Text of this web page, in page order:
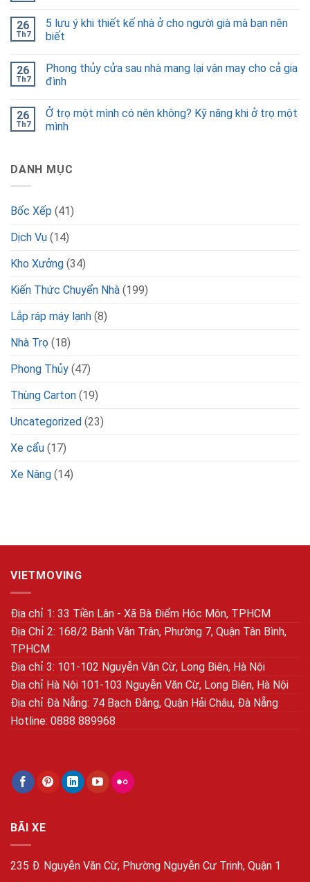
26
Th7
5 lưu ý khi thiết kế nhà ở cho người già mà bạn nên
biết
26
Th7
Phong thủy cửa sau nhà mang lại vận may cho cả gia
đình
26
Th7
Ở trọ một mình có nên không? Kỹ năng khi ở trọ một
mình
DANH MỤC
Bốc Xếp (41)
Dịch Vụ (14)
Kho Xưởng (34)
Kiến Thức Chuyển Nhà (199)
Lắp ráp máy lạnh (8)
Nhà Trọ (18)
Phong Thủy (47)
Thùng Carton (19)
Uncategorized (23)
Xe cẩu (17)
Xe Nâng (14)
VIETMOVING
Địa chỉ 1: 33 Tiền Lân - Xã Bà Điểm Hóc Môn, TPHCM
Địa Chỉ 2: 168/2 Bành Văn Trân, Phường 7, Quận Tân Bình,
TPHCM
Địa chỉ 3: 101-102 Nguyễn Văn Cừ, Long Biên, Hà Nội
Địa chỉ Hà Nội 101-103 Nguyễn Văn Cừ, Long Biên, Hà Nội
Địa chỉ Đà Nẵng: 74 Bạch Đằng, Quận Hải Châu, Đà Nẵng
Hotline: 0888 889968
BÃI XE
235 Đ. Nguyễn Văn Cừ, Phường Nguyễn Cư Trinh, Quận 1